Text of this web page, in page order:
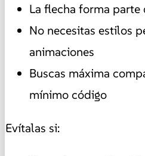
La flecha forma
No necesitas estilos
animaciones
Buscas máxima
mínimo código
Evítalas si: